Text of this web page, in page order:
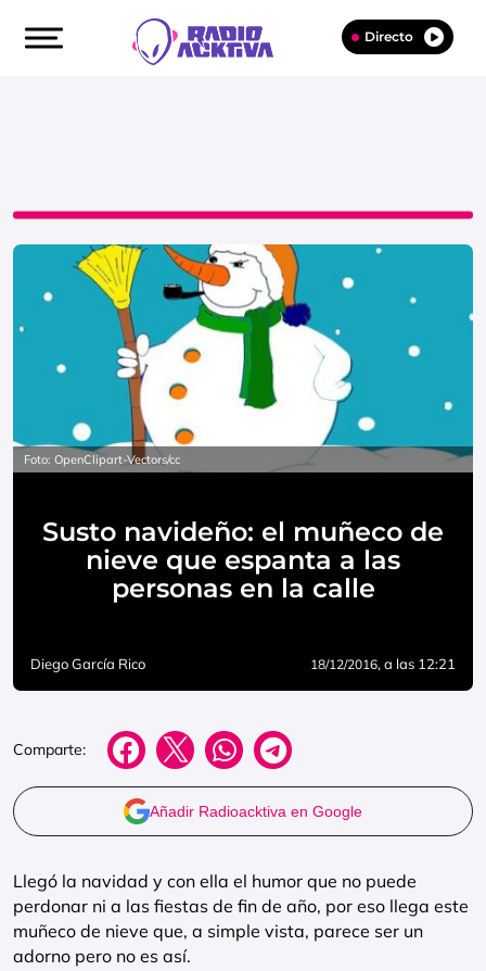
Directo
Foto: OpenClipart-Vectors/cc
Susto navideño: el muñeco de
nieve que espanta a las
personas en la calle
Diego García Rico 18/12/2016, a las 12:21
Comparte:
Añadir Radioacktiva en Google
Llegó la navidad y con ella el humor que no puede
perdonar ni a las fiestas de fin de año, por eso llega este
muñeco de nieve que, a simple vista, parece ser un
adorno pero no es así.